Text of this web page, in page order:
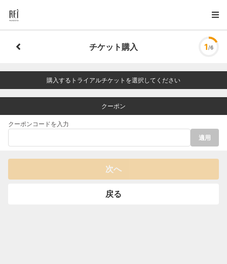
チケット購入 1 /6
購入するトライアルチケットを選択してください
クーポン
クーポンコードを入力
適用
次へ
戻る